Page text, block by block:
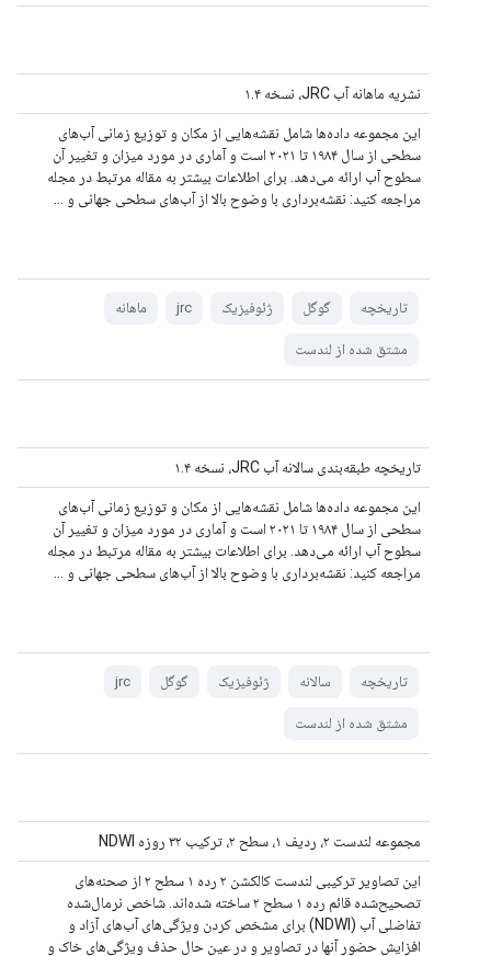
نشریه ماهانه آب JRC، نسخه ۱.۴
این مجموعه داده‌ها شامل نقشه‌هایی از مکان و توزیع زمانی آب‌های
سطحی از سال ۱۹۸۴ تا ۲۰۲۱ است و آماری در مورد میزان و تغییر آن
سطوح آب ارائه می‌دهد. برای اطلاعات بیشتر به مقاله مرتبط در مجله
مراجعه کنید: نقشه‌برداری با وضوح بالا از آب‌های سطحی جهانی و ...
تاریخچه گوگل ژئوفیزیک jrc ماهانه
مشتق شده از لندست
تاریخچه طبقه‌بندی سالانه آب JRC، نسخه ۱.۴
این مجموعه داده‌ها شامل نقشه‌هایی از مکان و توزیع زمانی آب‌های
سطحی از سال ۱۹۸۴ تا ۲۰۲۱ است و آماری در مورد میزان و تغییر آن
سطوح آب ارائه می‌دهد. برای اطلاعات بیشتر به مقاله مرتبط در مجله
مراجعه کنید: نقشه‌برداری با وضوح بالا از آب‌های سطحی جهانی و ...
تاریخچه سالانه ژئوفیزیک گوگل jrc
مشتق شده از لندست
مجموعه لندست ۲، ردیف ۱، سطح ۲، ترکیب ۳۲ روزه NDWI
این تصاویر ترکیبی لندست کالکشن ۲ رده ۱ سطح ۲ از صحنه‌های
تصحیح‌شده قائم رده ۱ سطح ۲ ساخته شده‌اند. شاخص نرمال‌شده
تفاضلی آب (NDWI) برای مشخص کردن ویژگی‌های آب‌های آزاد و
افزایش حضور آنها در تصاویر و در عین حال حذف ویژگی‌های خاک و